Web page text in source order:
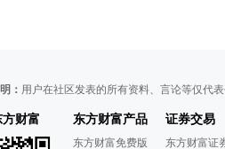
： 用户在社区发表的所有资料、言论等仅代
方财富 东方财富产品
东方财富免费版
证券交易
东方财富证